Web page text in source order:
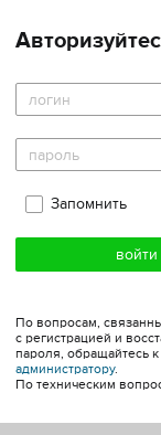
Запомнить
По вопросам,
с регистрацией и
пароля, обращайтесь
администратору.
По техническим